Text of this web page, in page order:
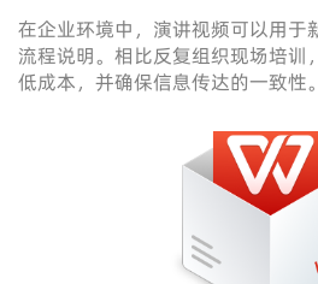
在企业环境中，演讲视频可以用于
流程说明。相比反复组织现场培训
低成本，并确保信息传达的一致性。